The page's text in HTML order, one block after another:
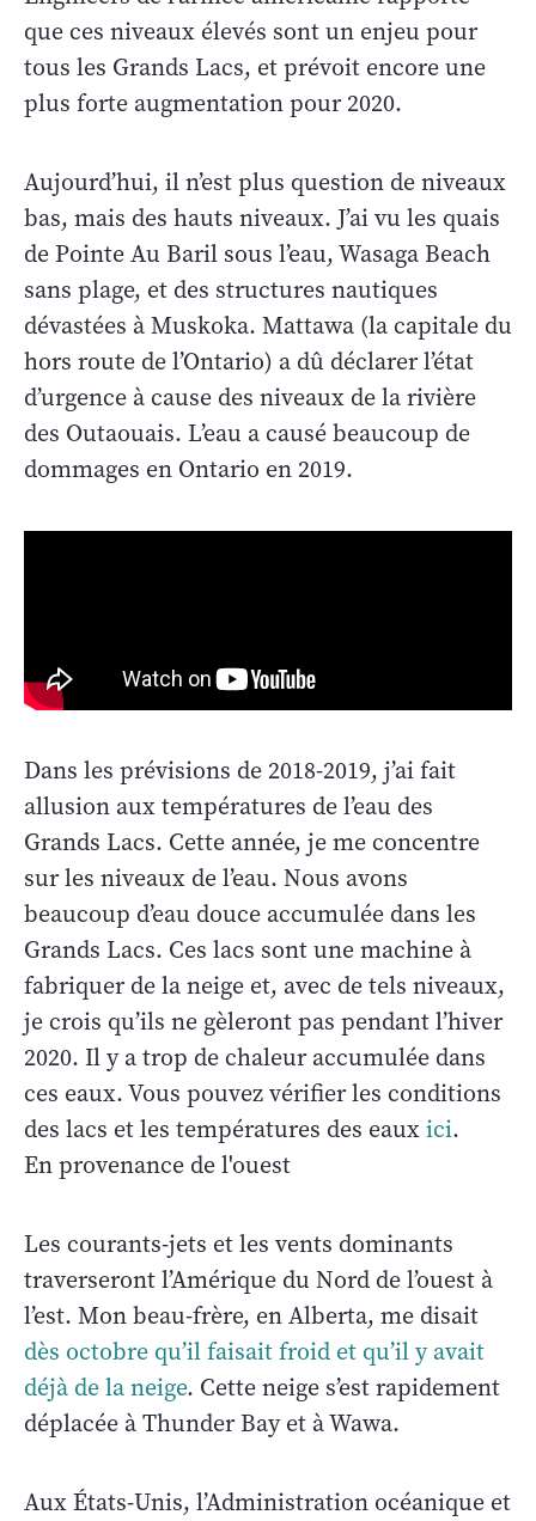
que ces niveaux élevés sont un enjeu pour
tous les Grands Lacs, et prévoit encore une
plus forte augmentation pour 2020.
Aujourd’hui, il n’est plus question de niveaux
bas, mais des hauts niveaux. J’ai vu les quais
de Pointe Au Baril sous l’eau, Wasaga Beach
sans plage, et des structures nautiques
dévastées à Muskoka. Mattawa (la capitale du
hors route de l’Ontario) a dû déclarer l’état
d’urgence à cause des niveaux de la rivière
des Outaouais. L’eau a causé beaucoup de
dommages en Ontario en 2019.
Dans les prévisions de 2018-2019, j’ai fait
allusion aux températures de l’eau des
Grands Lacs. Cette année, je me concentre
sur les niveaux de l’eau. Nous avons
beaucoup d’eau douce accumulée dans les
Grands Lacs. Ces lacs sont une machine à
fabriquer de la neige et, avec de tels niveaux,
je crois qu’ils ne gèleront pas pendant l’hiver
2020. Il y a trop de chaleur accumulée dans
ces eaux. Vous pouvez vérifier les conditions
des lacs et les températures des eauxici.
En provenance de l'ouest
Les courants-jets et les vents dominants
traverseront l’Amérique du Nord de l’ouest à
l’est. Mon beau-frère, en Alberta, me disait
dès octobre qu’il faisait froid et qu’il y avait
déjà de la neige. Cette neige s’est rapidement
déplacée à Thunder Bay et à Wawa.
Aux États-Unis, l’Administration océanique et